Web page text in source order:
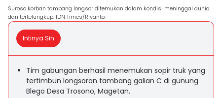
Suroso korban tambang longsor ditemukan dalam kondisi meninggal dunia
dan tertelungkup. IDN Times/Riyanto.
Intinya Sih
Tim gabungan berhasil menemukan sopir truk yang
tertimbun longsoran tambang galian C di gunung
Blego Desa Trosono, Magetan.